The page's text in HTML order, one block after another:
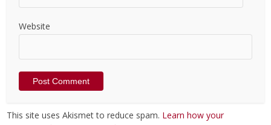
Website
This site uses Akismet to reduce spam. Learn how your